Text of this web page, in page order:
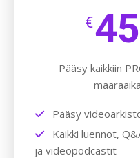
€45
Pääsy kaikkiin
Pääsy
Kaikki luennot,
ja videopodcastit